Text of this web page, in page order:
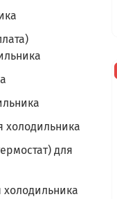
холодильника
для